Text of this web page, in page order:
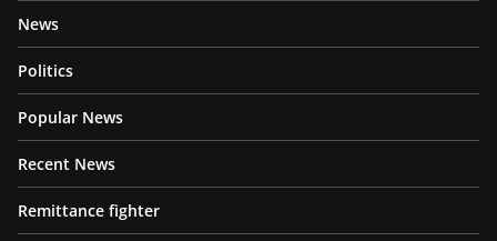
News
Politics
Popular News
Recent News
Remittance fighter